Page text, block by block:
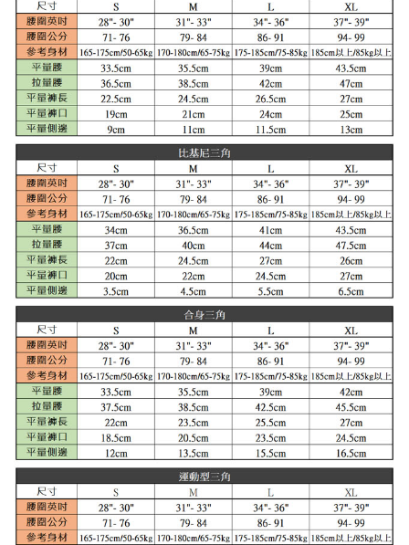
權轉讓予恩沛科技股份有限公司。
２．關於個人資料處理事宜，請瀏覽以下網址：
https://aftee.tw/terms/#terms3
３．未成年的使用者請事先徵得法定代理人或監護人之同意方可使用
「AFTEE先享後付」，若未經同意申辦者引起之損失，本公司不負相關責
任。
４．使用「AFTEE先享後付」時，將依據個別帳號之用戶狀況，依本公司即
時審查核予不同之上限額度；若仍有額度不足之情形，本公司將視審查結果
請求用戶進行身份認證。
５．嚴禁一人註冊多個帳號或使用他人資訊註冊。若發現惡意使用之情形，
恩沛科技股份有限公司將有權停止該用戶之使用額度並採取法律行動。
澎湖、金門、馬祖、小琉球、綠島、蘭嶼(郵局配送)
每筆NT$125
郵局快捷(隔天到貨，需先line@客服通知小編)
每筆NT$100
海外宅配 查看運費